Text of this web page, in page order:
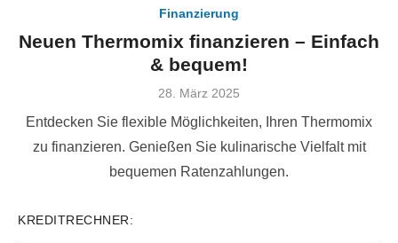
Finanzierung
Neuen Thermomix finanzieren – Einfach
& bequem!
Veröffentlicht
28. März 2025
Entdecken Sie flexible Möglichkeiten, Ihren Thermomix
zu finanzieren. Genießen Sie kulinarische Vielfalt mit
bequemen Ratenzahlungen.
KREDITRECHNER: